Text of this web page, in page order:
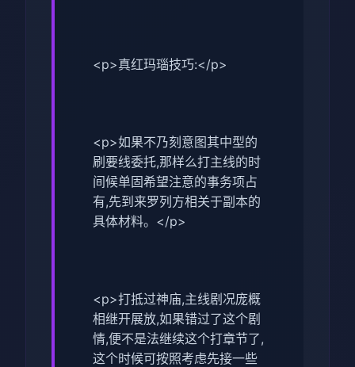
<p>真红玛瑙技巧:</p>
<p>如果不乃刻意图其中型的
刷要线委托,那样么打主线的时
间候单固希望注意的事务项占
有,先到来罗列方相关于副本的
具体材料。</p>
<p>打抵过神庙,主线剧况庞概
相继开展放,如果错过了这个剧
情,便不是法继续这个打章节了,
这个时候可按照考虑先接一些